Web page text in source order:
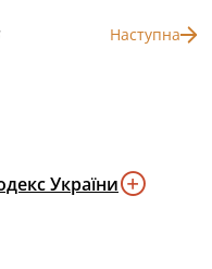
Наступна
України